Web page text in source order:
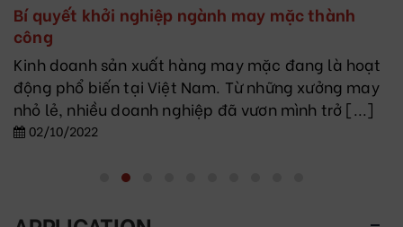
Bí quyết khởi nghiệp ngành may mặc thành
công
Kinh doanh sản xuất hàng may mặc đang là hoạt
động phổ biến tại Việt Nam. Từ những xưởng may
nhỏ lẻ, nhiều doanh nghiệp đã vươn mình trở [...]
02/10/2022